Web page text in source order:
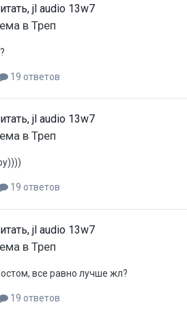
jl audio 13w7
в Треп
19 ответов
jl audio 13w7
в Треп
19 ответов
jl audio 13w7
в Треп
все равно лучше жл?
19 ответов